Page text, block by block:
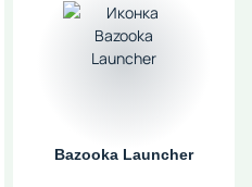
Bazooka Launcher